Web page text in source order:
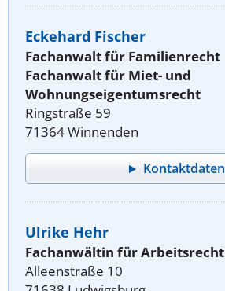
Eckehard Fischer
Fachanwalt für Familienrecht
Fachanwalt für Miet- und
Wohnungseigentumsrecht
Ringstraße 59
71364 Winnenden
Kontaktdaten
Ulrike Hehr
Fachanwältin für Arbeitsrecht
Alleenstraße 10